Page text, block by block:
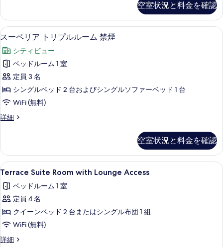
ル
ー
ム
サ
ウ
ナ
の
す
べ
写
真
を
表
示
す
ア
リ
ー
ブ
ル
ル
ー
ム
サ
ウ
ナ
空室状況と料金を確認
ス
ー
ペ
リ
ア
ト
プ
ル
ー
ム
禁
煙
の
す
べ
セーフティボックス (室内)、デスク
10
スーペリア トリプルルーム 禁煙
シティビュー
ベッドルーム 1 室
定員 3 名
シングルベッド 2 台およびシングルソファーベッド 1 台
WiFi (無料)
詳細
ス
ア
ト
リ
ル
ル
ム
禁
の
空室状況と料金を確認
Terrace
Suite
Room
with
Lounge
Access
の
セーフティボックス (室内)、デスク
8
Terrace Suite Room with Lounge Access
ベッドルーム 1 室
定員 4 名
クイーンベッド 2 台またはシングル布団 1 組
WiFi (無料)
詳細
Terrace